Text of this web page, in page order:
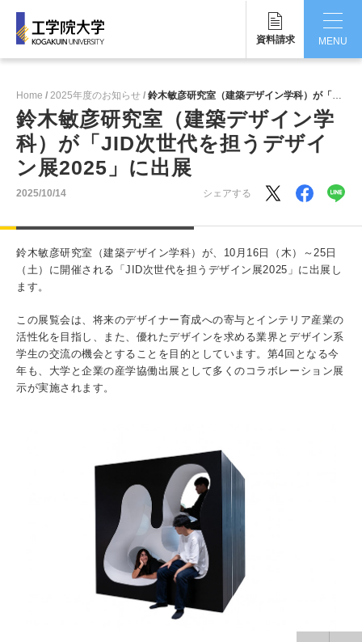
資料請求
MENU
工学院大学について
学部・大学院
学生生活
研究・産学連携
就職・キャリア
キャンパス
入試情報
一般・企業の方 寄付・ご支援
1. Action！x 工学院大学
Home 2025年度のお知らせ 鈴木敏彦研究室（建築デザイン学科）が「JID次世代を担うデザイン展2025」に出展
鈴木敏彦研究室（建築デザイン学
科）が「JID次世代を担うデザイ
ン展2025」に出展
2025/10/14 シェアする
鈴木敏彦研究室（建築デザイン学科）が、10月16日（木）～25日
（土）に開催される「JID次世代を担うデザイン展2025」に出展し
ます。
この展覧会は、将来のデザイナー育成への寄与とインテリア産業の
活性化を目指し、また、優れたデザインを求める業界とデザイン系
学生の交流の機会とすることを目的としています。第4回となる今
年も、大学と企業の産学協働出展として多くのコラボレーション展
示が実施されます。